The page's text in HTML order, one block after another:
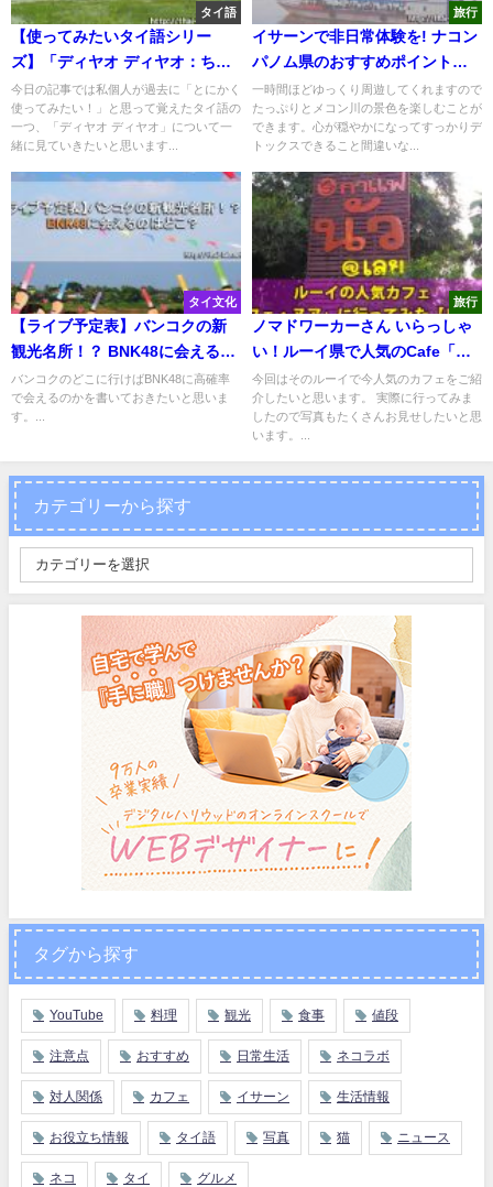
タイ語
【使ってみたいタイ語シリー
ズ】「ディヤオ ディヤオ：ちょ
っとちょっと」
今日の記事では私個人が過去に「とにかく
使ってみたい！」と思って覚えたタイ語の
一つ、「ディヤオ ディヤオ」について一
緒に見ていきたいと思います...
旅行
イサーンで非日常体験を! ナコン
パノム県のおすすめポイントま
とめ【画像多め】
一時間ほどゆっくり周遊してくれますので
たっぷりとメコン川の景色を楽しむことが
できます。心が穏やかになってすっかりデ
トックスできること間違いな...
タイ文化
【ライブ予定表】バンコクの新
観光名所！？ BNK48に会えるの
はどこ？
バンコクのどこに行けばBNK48に高確率
で会えるのかを書いておきたいと思いま
す。...
旅行
ノマドワーカーさん いらっしゃ
い！ルーイ県で人気のCafe「カ
フェ・ヌア＠ルーイ」に行って
みた【レビュー】
今回はそのルーイで今人気のカフェをご紹
介したいと思います。 実際に行ってみま
したので写真もたくさんお見せしたいと思
います。...
カテゴリーから探す
タグから探す
YouTube 料理 観光 食事 値段
注意点 おすすめ 日常生活 ネコラボ
対人関係 カフェ イサーン 生活情報
お役立ち情報 タイ語 写真 猫 ニュース
ネコ タイ グルメ